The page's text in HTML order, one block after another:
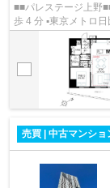
■■パレステージ上野■■ 平成 29 年（2017 年）1 月築 ▪JR 各線 『上野』
歩 4 分 ▪東京メトロ
谷線 『上野』駅 徒歩
売買 | 中古マンショ